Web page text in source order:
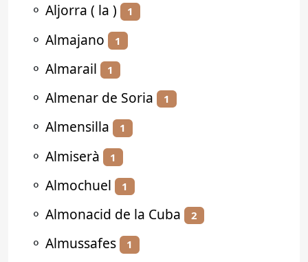
⚬ Aljorra ( la ) 1
⚬ Almajano 1
⚬ Almarail 1
⚬ Almenar de Soria 1
⚬ Almensilla 1
⚬ Almiserà 1
⚬ Almochuel 1
⚬ Almonacid de la Cuba 2
⚬ Almussafes 1